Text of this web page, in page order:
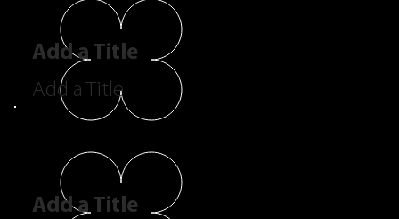
Add a Title
Add a Title
Add a Title